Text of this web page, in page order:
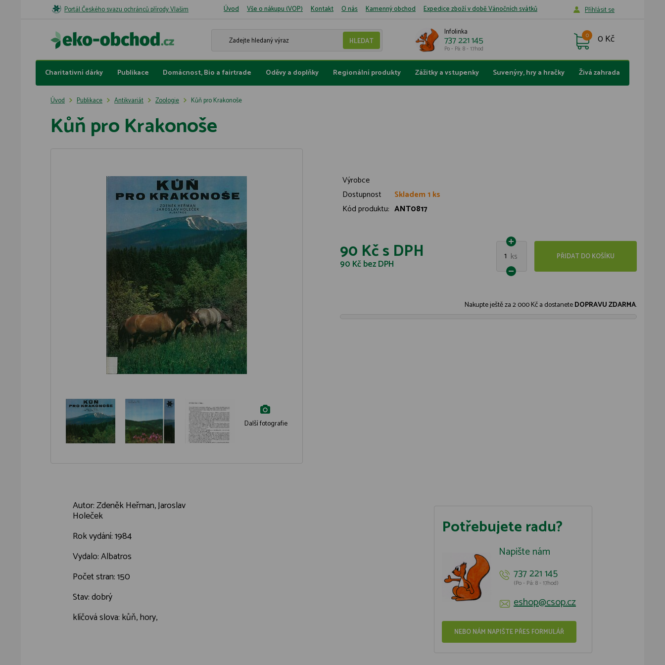
Portál Českého svazu ochránců přírody Vlašim Úvod Vše o nákupu (VOP) Kontakt O nás Kamenný obchod Expedice zboží v době Vánočních svátků Příhlásit se
Infolinka
737 221 145
Po - Pá: 8 - 17hod
0 Kč
0
Charitativní dárky Publikace Domácnost, Bio a fairtrade Oděvy a doplňky Regionální produkty Zážitky a vstupenky Suvenýry, hry a hračky Živá zahrada
Úvod Publikace Antikvariát Zoologie Kůň pro Krakonoše
Kůň pro Krakonoše
Další fotografie
Výrobce
Dostupnost
Skladem 1 ks
Kód produktu: ANT0817
90 Kčs DPH
90 Kčbez DPH
1 ks PŘIDAT DO KOŠÍKU
Nakupte ještě za2 000 Kča dostaneteDOPRAVU ZDARMA.
Autor: Zdeněk Heřman, Jaroslav
Holeček
Rok vydání: 1984
Vydalo: Albatros
Počet stran: 150
Stav: dobrý
klíčová slova: kůň, hory,
Potřebujete radu?
Napište nám
737 221 145
(Po - Pá: 8 - 17hod)
eshop@csop.cz
NEBO NÁM NAPIŠTE PŘES FORMULÁŘ